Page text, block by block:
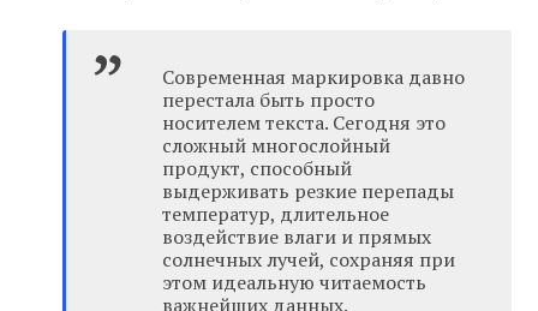
Современная маркировка давно
перестала быть просто
носителем текста. Сегодня это
сложный многослойный
продукт, способный
выдерживать резкие перепады
температур, длительное
воздействие влаги и прямых
солнечных лучей, сохраняя при
этом идеальную читаемость
важнейших данных.